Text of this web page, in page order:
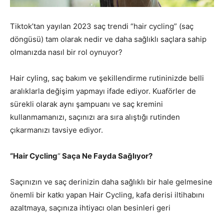
Tiktok’tan yayılan 2023 saç trendi “hair cycling” (saç
döngüsü) tam olarak nedir ve daha sağlıklı saçlara sahip
olmanızda nasıl bir rol oynuyor?
Hair cyling, saç bakım ve şekillendirme rutininizde belli
aralıklarla değişim yapmayı ifade ediyor. Kuaförler de
sürekli olarak aynı şampuanı ve saç kremini
kullanmamanızı, saçınızı ara sıra alıştığı rutinden
çıkarmanızı tavsiye ediyor.
“Hair Cycling“Saça Ne Fayda Sağlıyor?
Saçınızın ve saç derinizin daha sağlıklı bir hale gelmesine
önemli bir katkı yapan Hair Cycling, kafa derisi iltihabını
azaltmaya, saçınıza ihtiyacı olan besinleri geri